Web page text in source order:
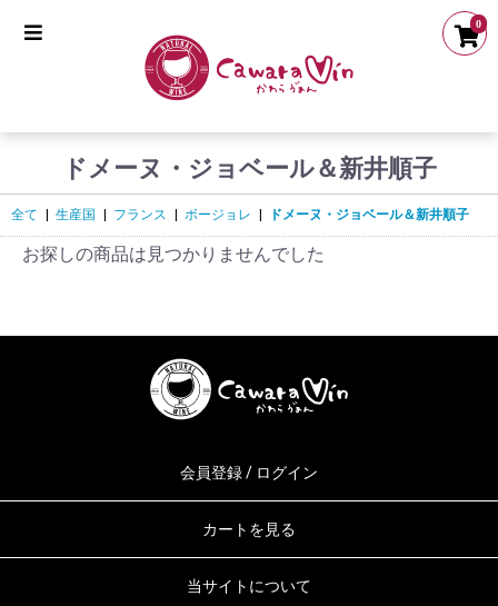
0
ドメーヌ・ジョベール＆新井順子
全て 生産国 フランス ボージョレ ドメーヌ・ジョベール＆新井順子
お探しの商品は見つかりませんでした
会員登録 / ログイン
カートを見る
当サイトについて